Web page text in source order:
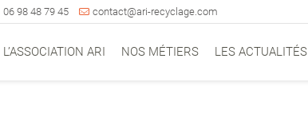
06 98 48 79 45 contact@ari-recyclage.com
L’ASSOCIATION ARI NOS MÉTIERS LES ACTUALITÉS